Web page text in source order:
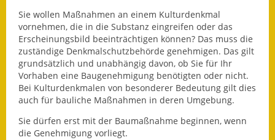
Mitteilungsblatt
Nachhaltigkeitsbericht
Notfallplanung
Ortsplan
Schadensmeldung
Sie wollen Maßnahmen an einem Kulturdenkmal
vornehmen, die in die Substanz eingreifen oder das
Erscheinungsbild beeinträchtigen können? Das muss die
zuständige Denkmalschutzbehörde genehmigen. Das gilt
grundsätzlich und unabhängig davon, ob Sie für Ihr
Vorhaben eine Baugenehmigung benötigten oder nicht.
Bei Kulturdenkmalen von besonderer Bedeutung gilt dies
auch für bauliche Maßnahmen in deren Umgebung.
Sie dürfen erst mit der Baumaßnahme beginnen, wenn
die Genehmigung vorliegt.